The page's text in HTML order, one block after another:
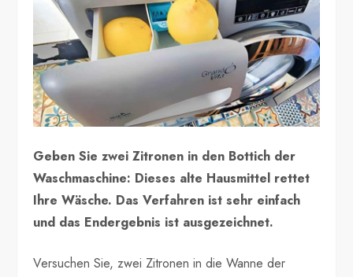
Geben Sie zwei Zitronen in den Bottich der
Waschmaschine: Dieses alte Hausmittel rettet
Ihre Wäsche. Das Verfahren ist sehr einfach
und das Endergebnis ist ausgezeichnet.
Versuchen Sie, zwei Zitronen in die Wanne der